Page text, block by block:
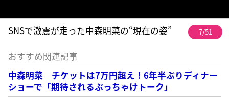
SNSで激震が走った中森明菜の“現在の姿” 7/51
おすすめ関連記事
中森明菜 チケットは7万円超え！6年半ぶりディナー
ショーで「期待されるぶっちゃけトーク」